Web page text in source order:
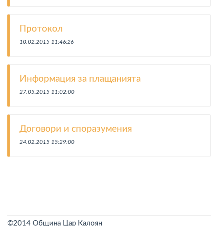
Протокол
10.02.2015 11:46:26
Информация за плащанията
27.05.2015 11:02:00
Договори и споразумения
24.02.2015 15:29:00
©2014 Община Цар Калоян